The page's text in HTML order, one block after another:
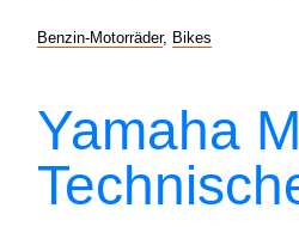
Benzin-Motorräder, Bikes
Yamaha